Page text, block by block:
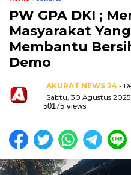
PW GPA DKI ;
Masyarakat
Membantu
Demo
AKURAT NEWS 24 -
Sabtu, 30 Agustus 2025
50175 views